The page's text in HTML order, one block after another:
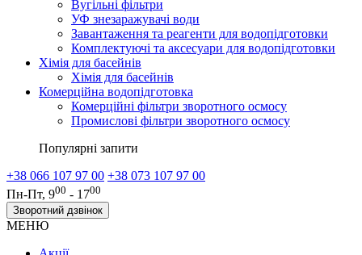
Вугільні фільтри
УФ знезаражувачі води
Завантаження та реагенти для водопідготовки
Комплектуючі та аксесуари для водопідготовки
Хімія для басейнів
Хімія для басейнів
Комерційна водопідготовка
Комерційні фільтри зворотного осмосу
Промислові фільтри зворотного осмосу
Популярні запити
+38 066 107 97 00 +38 073 107 97 00
Пн-Пт, 900 - 1700
Зворотний дзвінок
МЕНЮ